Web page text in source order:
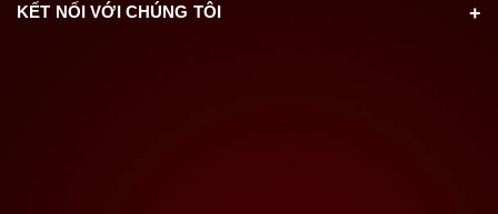
KẾT NỐI VỚI CHÚNG TÔI